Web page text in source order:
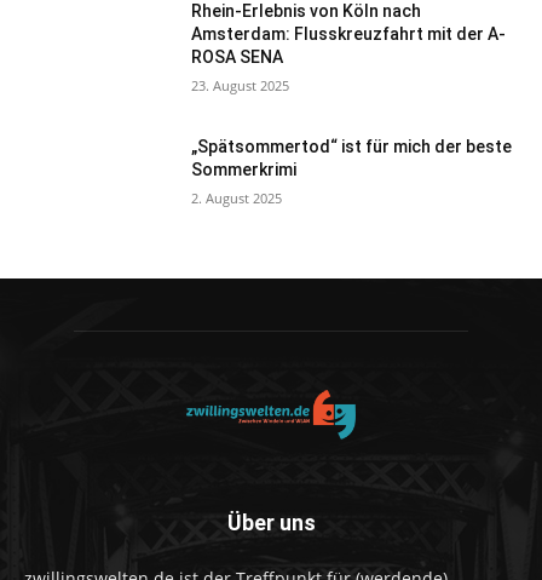
Rhein-Erlebnis von Köln nach
Amsterdam: Flusskreuzfahrt mit der A-
ROSA SENA
23. August 2025
„Spätsommertod“ ist für mich der beste
Sommerkrimi
2. August 2025
Über uns